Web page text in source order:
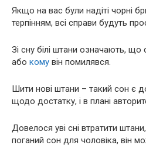
Якщо на вас були надіті чорні
терпінням, всі справи будуть
Зі сну білі штани означають, що
або кому він помилявся.
Шити нові штани – такий сон є
щодо достатку, і в плані
Довелося уві сні втратити
поганий сон для чоловіка, він